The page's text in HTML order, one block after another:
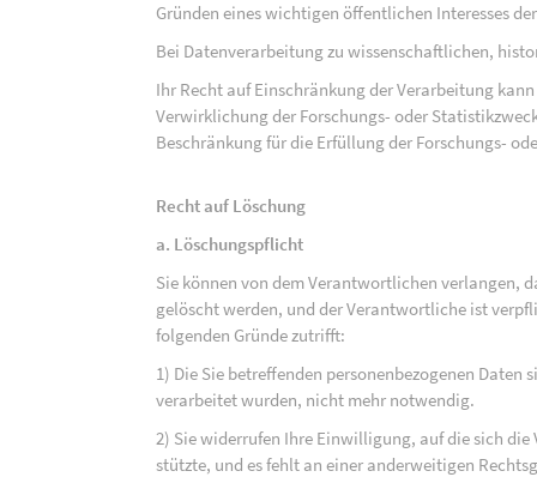
Gründen eines wichtigen öffentlichen Interesses
Bei Datenverarbeitung zu wissenschaftlichen,
Ihr Recht auf Einschränkung der Verarbeitung
Verwirklichung der Forschungs- oder
Beschränkung für die Erfüllung der Forschungs-
Recht auf Löschung
a. Löschungspflicht
Sie können von dem Verantwortlichen verlangen,
gelöscht werden, und der Verantwortliche ist
folgenden Gründe zutrifft:
1) Die Sie betreffenden personenbezogenen Daten
verarbeitet wurden, nicht mehr notwendig.
2) Sie widerrufen Ihre Einwilligung, auf die sich die
stützte, und es fehlt an einer anderweitigen